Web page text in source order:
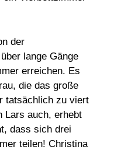
der
lange Gänge
erreichen. Es
die das große
tatsächlich zu viert
Lars auch, erhebt
dass sich drei
teilen! Christina